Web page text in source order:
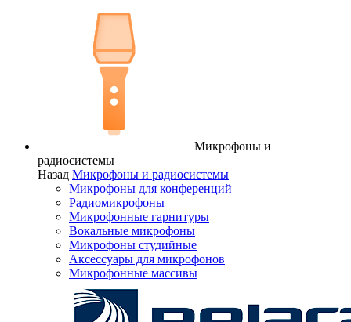
Микрофоны и
радиосистемы
Назад Микрофоны и радиосистемы
Микрофоны для конференций
Радиомикрофоны
Микрофонные гарнитуры
Вокальные микрофоны
Микрофоны студийные
Аксессуары для микрофонов
Микрофонные массивы